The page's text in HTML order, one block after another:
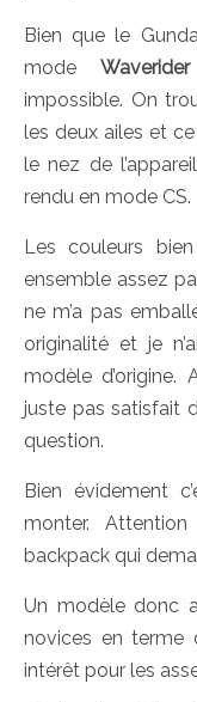
Bien que le
modeWaverider
impossible. On
les deux ailes et
le nez de
rendu en mode CS.
Les couleurs
ensemble assez
ne m’a pas
originalité et je
modèle
juste pas satisfait
question.
Bien évidement
monter.
backpack qui
Un modèle donc
novices en terme
intérêt pour les